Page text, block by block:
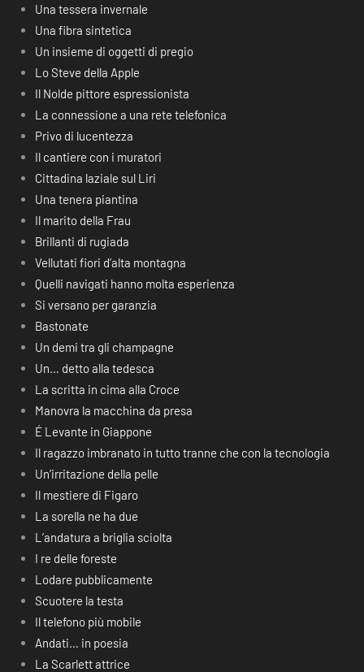
Una tessera invernale
Una fibra sintetica
Un insieme di oggetti di pregio
Lo Steve della Apple
Il Nolde pittore espressionista
La connessione a una rete telefonica
Privo di lucentezza
Il cantiere con i muratori
Cittadina laziale sul Liri
Una tenera piantina
Il marito della Frau
Brillanti di rugiada
Vellutati fiori d’alta montagna
Quelli navigati hanno molta esperienza
Si versano per garanzia
Bastonate
Un demi tra gli champagne
Un… detto alla tedesca
La scritta in cima alla Croce
Manovra la macchina da presa
É Levante in Giappone
Il ragazzo imbranato in tutto tranne che con la tecnologia
Un’irritazione della pelle
Il mestiere di Figaro
La sorella ne ha due
L’andatura a briglia sciolta
I re delle foreste
Lodare pubblicamente
Scuotere la testa
Il telefono più mobile
Andati… in poesia
La Scarlett attrice